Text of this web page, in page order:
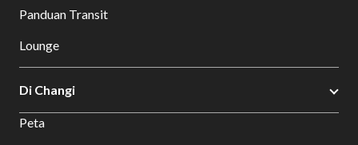
Panduan Transit
Lounge
Di Changi
Peta